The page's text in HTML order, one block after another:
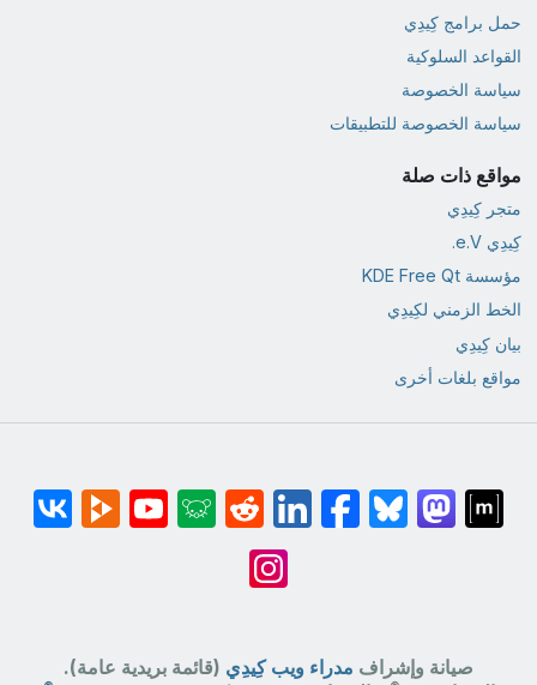
حمل برامج كِيدِي
القواعد السلوكية
سياسة الخصوصة
سياسة الخصوصة للتطبيقات
مواقع ذات صلة
متجر كِيدِي
كِيدِي e.V.
مؤسسة KDE Free Qt
الخط الزمني لكِيدِي
بيان كِيدِي
مواقع بلغات أخرى
صيانة وإشراف مدراء ويب كِيدِي (قائمة بريدية عامة).